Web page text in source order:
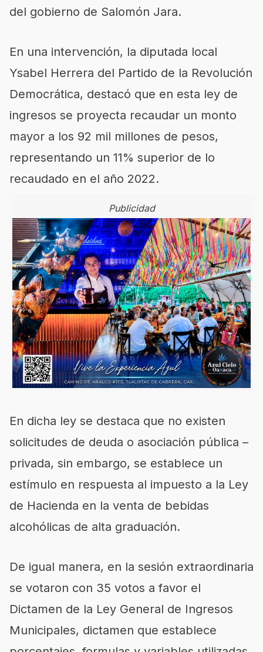
del gobierno de Salomón Jara.
En una intervención, la diputada local
Ysabel Herrera del Partido de la Revolución
Democrática, destacó que en esta ley de
ingresos se proyecta recaudar un monto
mayor a los 92 mil millones de pesos,
representando un 11% superior de lo
recaudado en el año 2022.
Publicidad
En dicha ley se destaca que no existen
solicitudes de deuda o asociación pública –
privada, sin embargo, se establece un
estímulo en respuesta al impuesto a la Ley
de Hacienda en la venta de bebidas
alcohólicas de alta graduación.
De igual manera, en la sesión extraordinaria
se votaron con 35 votos a favor el
Dictamen de la Ley General de Ingresos
Municipales, dictamen que establece